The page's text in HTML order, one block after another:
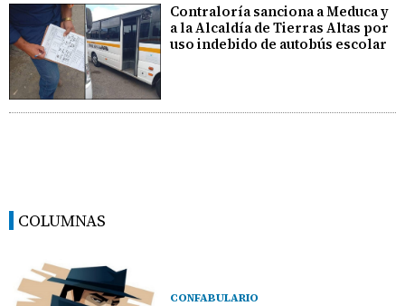
Contraloría sanciona a Meduca y
a la Alcaldía de Tierras Altas por
uso indebido de autobús escolar
COLUMNAS
CONFABULARIO